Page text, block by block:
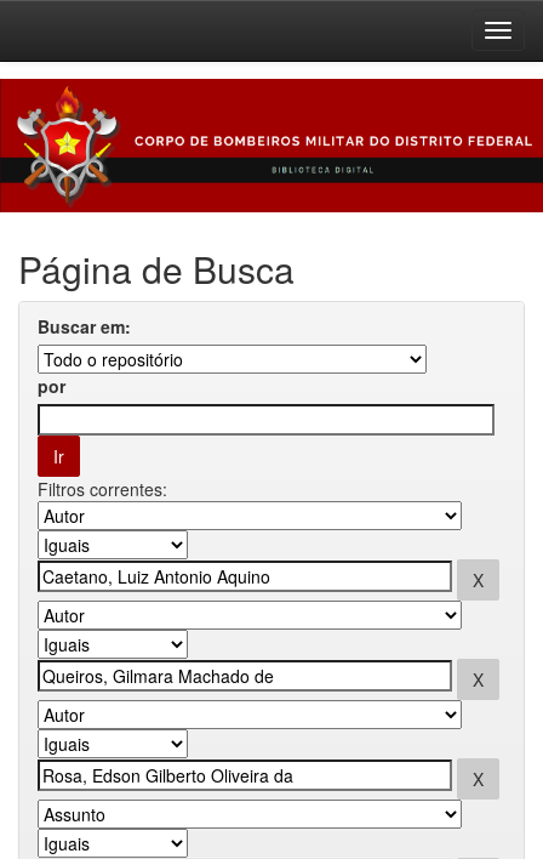
navigation
Página de Busca
Buscar em:
por
Filtros correntes: